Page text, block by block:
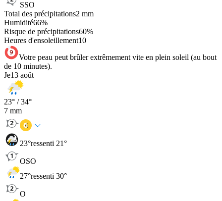
SSO
Total des précipitations2 mm
Humidité66%
Risque de précipitations60%
Heures d'ensoleillement10
Votre peau peut brûler extrêmement vite en plein soleil (au bout
de 10 minutes).
Je13 août
23° /34°
7 mm
23°ressenti 21°
OSO
27°ressenti 30°
O